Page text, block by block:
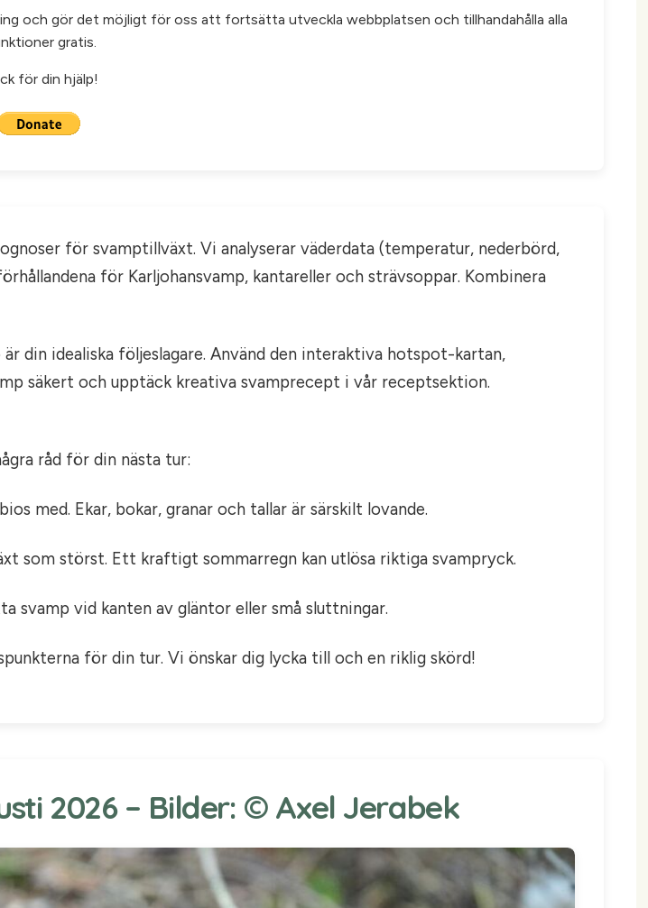
och gör det möjligt för oss att fortsätta utveckla webbplatsen och tillhandahålla alla
gratis.
för din hjälp!
för svamptillväxt. Vi analyserar väderdata (temperatur, nederbörd,
för Karljohansvamp, kantareller och strävsoppar. Kombinera
din idealiska följeslagare. Använd den interaktiva hotspot-kartan,
säkert och upptäck kreativa svamprecept i vår receptsektion.
råd för din nästa tur:
med. Ekar, bokar, granar och tallar är särskilt lovande.
som störst. Ett kraftigt sommarregn kan utlösa riktiga svampryck.
svamp vid kanten av gläntor eller små sluttningar.
för din tur. Vi önskar dig lycka till och en riklig skörd!
2026 – Bilder: © Axel Jerabek